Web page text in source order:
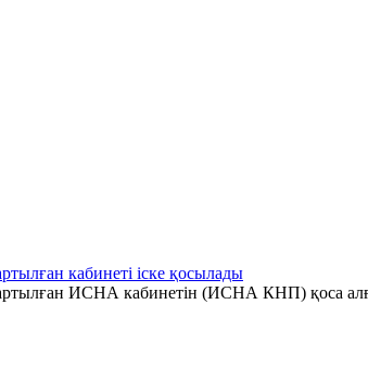
кабинеті іске қосылады
ИСНА кабинетін (ИСНА КНП) қоса